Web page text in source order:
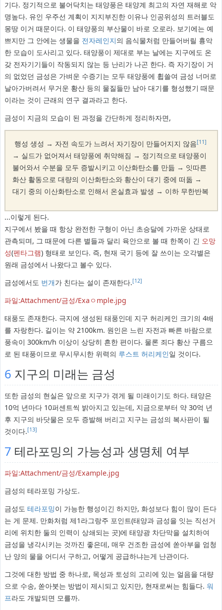
기다. 정기적으로 불어닥치는 태양풍은 태양계 최고의 자연 재해로 악
명높다. 유인 우주선 계획이 지지부진한 이유나 인공위성의 트러블도
몽땅 이거 때문이다. 이 태양풍의 부산물이 바로 오로라. 보기에는 예
쁘지만 그 안에는 생물을 전자레인지의 음식물처럼 만들어버릴 흉악
한 모습이 도사리고 있다. 태양풍이 제대로 부는 날에는 지구에도 온
갖 전자기기들이 작동되지 않는 등 난리가 나곤 한다. 즉 자기장이 거
의 없었던 금성은 가벼운 수증기는 모두 태양풍에 휩쓸여 금성 너머로
날아가버려서 무거운 황산 등의 물질들만 남아 대기를 형성했기 때문
이라는 것이 근래의 연구 결과라고 한다.
금성이 지금의 모습이 된 과정을 간단하게 정리하자면,
행성 생성 → 자전 속도가 느려서 자기장이 만들어지지 않음[11]
→ 실드가 없어져서 태양풍에 취약해짐 → 정기적으로 태양풍이
불어와서 수분을 모두 증발시키고 이산화탄소를 만듦 → 잇따른
화산 활동으로 대량의 이산화탄소와 황산이 대기 중에 떠돎 →
대기 중의 이산화탄소로 인해서 온실효과 발생 → 이하 무한반복
...이렇게 된다.
지구에서 봤을 때 항상 완전한 구형이 아닌 초승달에 가까운 상태로
관측되며, 그 때문에 다른 별들과 달리 육안으로 볼 때 한쪽이 긴 오망
성(펜타그램) 형태로 보인다. 즉, 현재 국기 등에 잘 쓰이는 오각별은
원래 금성에서 나왔다고 볼수 있다.
금성에서도 번개가 친다는 설이 존재한다.[12]
파일:Attachment/금성/Exaㅇmple.jpg
태풍도 존재한다. 극지에 생성된 태풍인데 지구 허리케인 크기의 4배
를 자랑한다. 길이는 약 2100km. 원인은 느린 자전과 빠른 바람으로
풍속이 300km/h 이상이 상당히 흔한 편이다. 물론 죄다 황산 구름으
로 된 태풍이므로 무시무시한 위력의 루스트 허리케인일 것이다.
6 지구의 미래는 금성
또한 금성의 현실은 앞으로 지구가 겪게 될 미래이기도 하다. 태양은
10억 년마다 10퍼센트씩 밝아지고 있는데, 지금으로부터 약 30억 년
후 지구의 바닷물은 모두 증발해 버리고 지구는 금성의 복사판이 될
것이다.[13]
7 테라포밍의 가능성과 생명체 여부
파일:Attachment/금성/Example.jpg
금성의 테라포밍 가상도.
금성도 테라포밍이 가능한 행성이긴 하지만, 화성보다 힘이 많이 든다
는 게 문제. 만화처럼 제1라그랑주 포인트(태양과 금성을 잇는 직선거
리에 위치한 둘의 인력이 상쇄되는 곳)에 태양광 차단막을 설치하여
금성을 냉각시키는 것까진 좋은데, 매우 건조한 금성에 쏟아부을 엄청
난 양의 물을 어디서 구하고, 어떻게 공급하냐는게 난관이다.
그것에 대한 방법 중 하나로, 목성과 토성의 고리에 있는 얼음을 대량
으로 수송, 쏟아붓는 방법이 제시되고 있지만, 현재로써는 힘들다. 워
프라도 개발되면 모를까.